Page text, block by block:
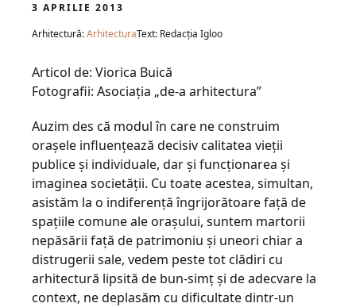
3 APRILIE 2013
Arhitectură:ArhitecturaText: Redacția Igloo
Articol de: Viorica Buică
Fotografii: Asociaţia „de-a arhitectura”
Auzim des că modul în care ne construim
oraşele influenţează decisiv calitatea vieţii
publice şi individuale, dar şi funcţionarea şi
imaginea societăţii. Cu toate acestea, simultan,
asistăm la o indiferenţă îngrijorătoare faţă de
spaţiile comune ale oraşului, suntem martorii
nepăsării faţă de patrimoniu şi uneori chiar a
distrugerii sale, vedem peste tot clădiri cu
arhitectură lipsită de bun-simţ şi de adecvare la
context, ne deplasăm cu dificultate dintr-un